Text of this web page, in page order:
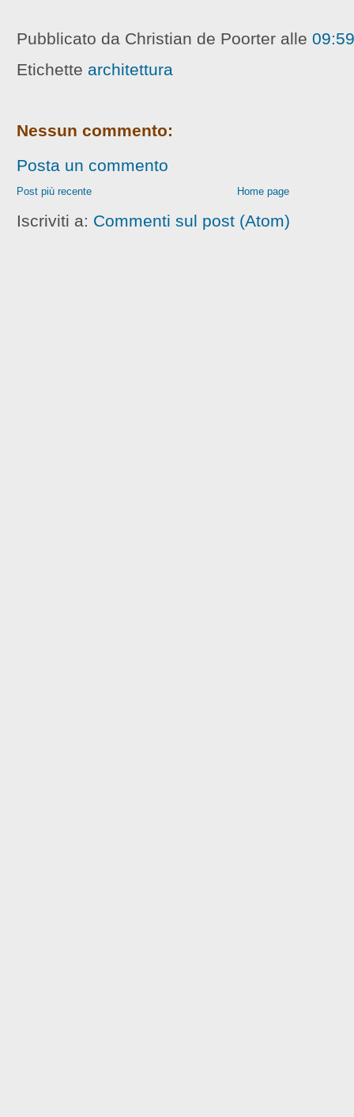
Pubblicato da Christian de Poorter alle 09:59
Etichette architettura
Nessun commento:
Posta un commento
Post più recente Home page
Iscriviti a: Commenti sul post (Atom)